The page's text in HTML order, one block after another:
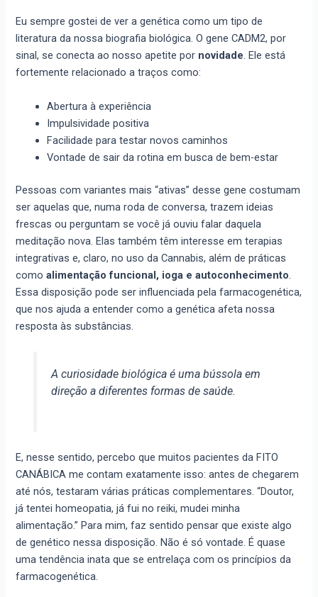
Eu sempre gostei de ver a genética como um tipo de
literatura da nossa biografia biológica. O gene CADM2, por
sinal, se conecta ao nosso apetite por novidade. Ele está
fortemente relacionado a traços como:
Abertura à experiência
Impulsividade positiva
Facilidade para testar novos caminhos
Vontade de sair da rotina em busca de bem-estar
Pessoas com variantes mais “ativas” desse gene costumam
ser aquelas que, numa roda de conversa, trazem ideias
frescas ou perguntam se você já ouviu falar daquela
meditação nova. Elas também têm interesse em terapias
integrativas e, claro, no uso da Cannabis, além de práticas
comoalimentação funcional, ioga e autoconhecimento.
Essa disposição pode ser influenciada pela farmacogenética,
que nos ajuda a entender como a genética afeta nossa
resposta às substâncias.
A curiosidade biológica é uma bússola em
direção a diferentes formas de saúde.
E, nesse sentido, percebo que muitos pacientes da FITO
CANÁBICA me contam exatamente isso: antes de chegarem
até nós, testaram várias práticas complementares. “Doutor,
já tentei homeopatia, já fui no reiki, mudei minha
alimentação.” Para mim, faz sentido pensar que existe algo
de genético nessa disposição. Não é só vontade. É quase
uma tendência inata que se entrelaça com os princípios da
farmacogenética.